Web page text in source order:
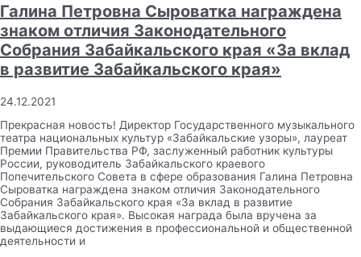
Галина Петровна Сыроватка награждена
знаком отличия Законодательного
Собрания Забайкальского края «За вклад
в развитие Забайкальского края»
24.12.2021
Прекрасная новость! Директор Государственного музыкального
театра национальных культур «Забайкальские узоры», лауреат
Премии Правительства РФ, заслуженный работник культуры
России, руководитель Забайкальского краевого
Попечительского Совета в сфере образования Галина Петровна
Сыроватка награждена знаком отличия Законодательного
Собрания Забайкальского края «За вклад в развитие
Забайкальского края». Высокая награда была вручена за
выдающиеся достижения в профессиональной и общественной
деятельности и